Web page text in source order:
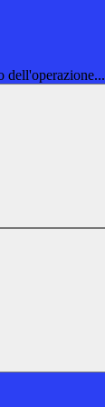
dell'operazione...